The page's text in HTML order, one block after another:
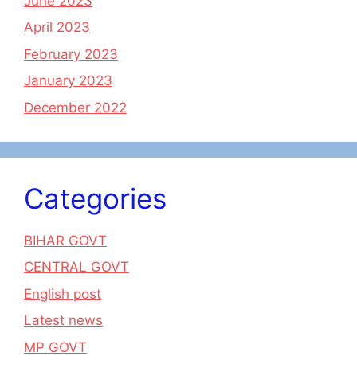
April 2023
February 2023
January 2023
December 2022
Categories
BIHAR GOVT
CENTRAL GOVT
English post
Latest news
MP GOVT